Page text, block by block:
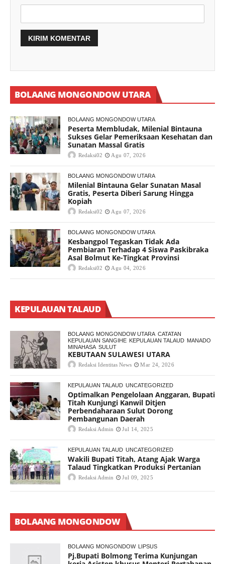
BOLAANG MONGONDOW UTARA
BOLAANG MONGONDOW UTARA
Peserta Membludak, Milenial Bintauna
Sukses Gelar Pemeriksaan Kesehatan dan
Sunatan Massal Gratis
Redaksi02 Agu 07, 2026
BOLAANG MONGONDOW UTARA
Milenial Bintauna Gelar Sunatan Masal
Gratis, Peserta Diberi Sarung Hingga
Kopiah
Redaksi02 Agu 07, 2026
BOLAANG MONGONDOW UTARA
Kesbangpol Tegaskan Tidak Ada
Pembiaran Terhadap 4 Siswa Paskibraka
Asal Bolmut Ke-Tingkat Provinsi
Redaksi02 Agu 04, 2026
KEPULAUAN TALAUD
BOLAANG MONGONDOW UTARA CATATAN
KEPULAUAN SANGIHE KEPULAUAN TALAUD MANADO
MINAHASA SULUT
KEBUTAAN SULAWESI UTARA
Redaksi Identitas News Mar 24, 2026
KEPULAUAN TALAUD UNCATEGORIZED
Optimalkan Pengelolaan Anggaran, Bupati
Titah Kunjungi Kanwil Ditjen
Perbendaharaan Sulut Dorong
Pembangunan Daerah
Redaksi Admin Jul 14, 2025
KEPULAUAN TALAUD UNCATEGORIZED
Wakili Bupati Titah, Atang Ajak Warga
Talaud Tingkatkan Produksi Pertanian
Redaksi Admin Jul 09, 2025
BOLAANG MONGONDOW
BOLAANG MONGONDOW LIPSUS
Pj.Bupati Bolmong Terima Kunjungan